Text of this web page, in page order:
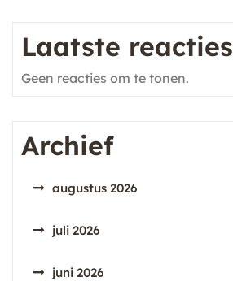
Laatste reacties
Geen reacties om te tonen.
Archief
augustus 2026
juli 2026
juni 2026